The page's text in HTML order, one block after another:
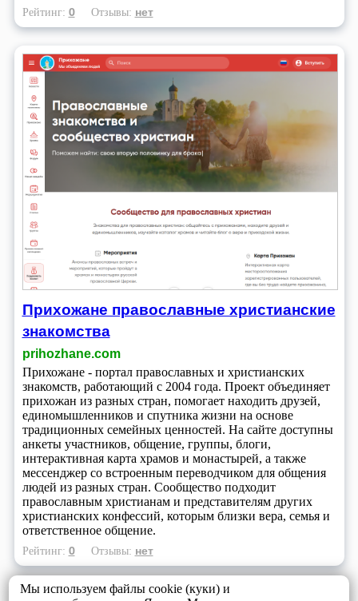
Рейтинг: 0 Отзывы: нет
Прихожане православные христианские
знакомства
prihozhane.com
Прихожане - портал православных и христианских
знакомств, работающий с 2004 года. Проект объединяет
прихожан из разных стран, помогает находить друзей,
единомышленников и спутника жизни на основе
традиционных семейных ценностей. На сайте доступны
анкеты участников, общение, группы, блоги,
интерактивная карта храмов и монастырей, а также
мессенджер со встроенным переводчиком для общения
людей из разных стран. Сообщество подходит
православным христианам и представителям других
христианских конфессий, которым близки вера, семья и
ответственное общение.
Рейтинг: 0 Отзывы: нет
Мы используем файлы cookie (куки) и